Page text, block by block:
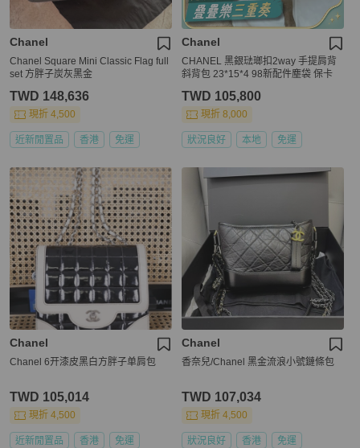
Chanel
Chanel Square Mini Classic Flag full
set 方胖子炭灰黑金
TWD 148,636
現折 4,500
近新閒置品 香港 免運
Chanel
CHANEL 黑銀琺瑯扣2way 手提肩背
斜背包 23*15*4 98新配件塵袋 保卡
TWD 105,800
現折 8,000
狀況良好 本地 免運
Chanel
Chanel 6开漆皮黑白方胖子单肩包
TWD 105,014
現折 4,500
近新閒置品 香港 免運
Chanel
香奈兒/Chanel 黑金流浪小號鏈條包
TWD 107,034
現折 4,500
狀況良好 香港 免運